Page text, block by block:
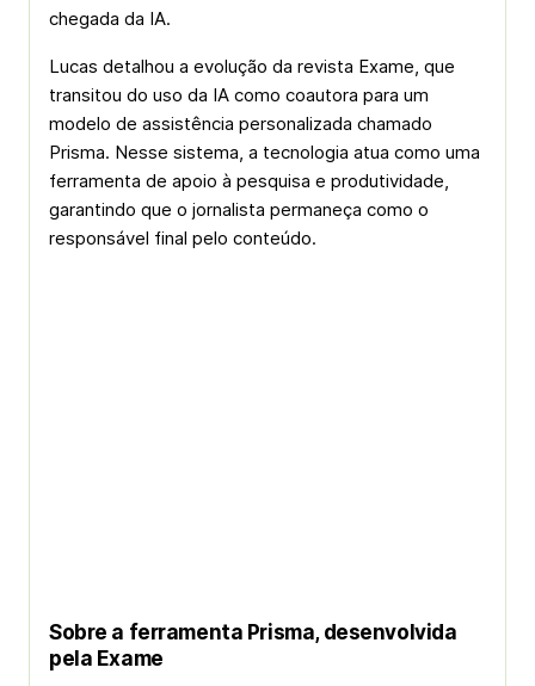
chegada da IA.
Lucas detalhou a evolução da revista Exame, que
transitou do uso da IA como coautora para um
modelo de assistência personalizada chamado
Prisma. Nesse sistema, a tecnologia atua como uma
ferramenta de apoio à pesquisa e produtividade,
garantindo que o jornalista permaneça como o
responsável final pelo conteúdo.
Sobre a ferramenta Prisma, desenvolvida
pela Exame